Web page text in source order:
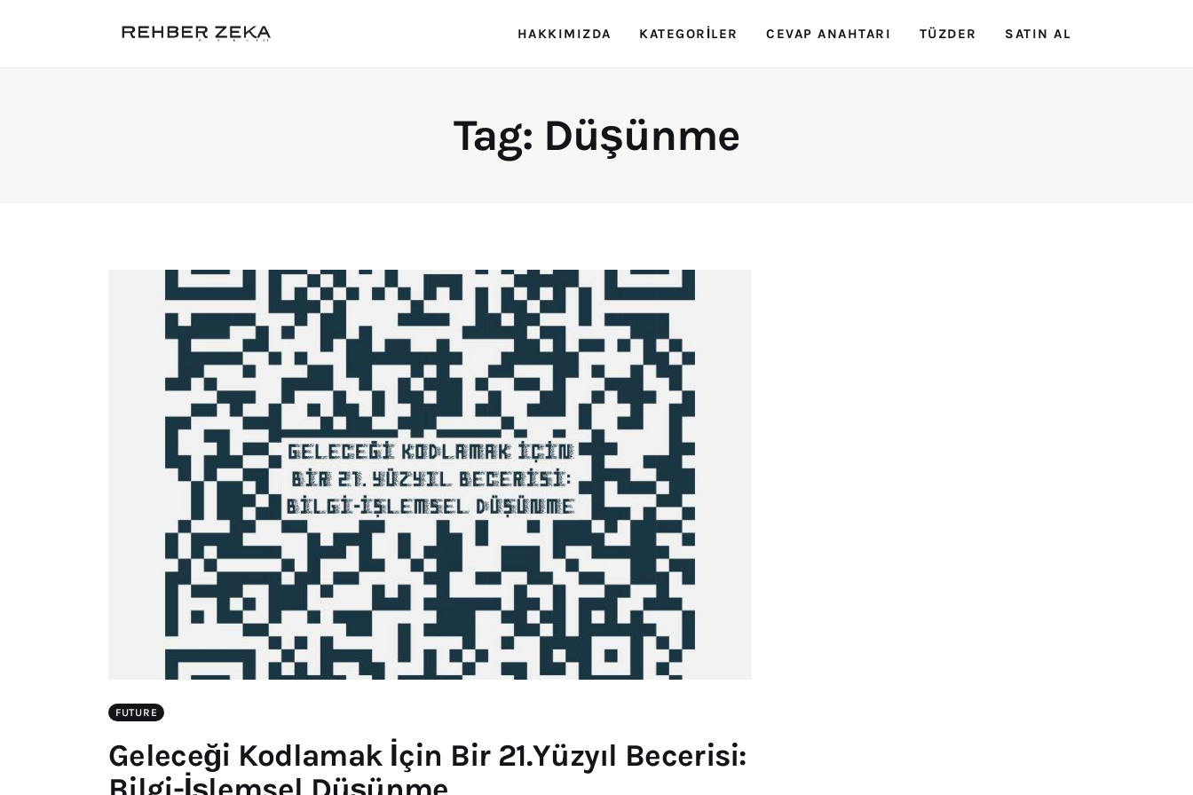
HAKKIMIZDA KATEGORILER CEVAP ANAHTARI TÜZDER SATIN AL
Tag: Düşünme
FUTURE
Geleceği Kodlamak İçin Bir 21.Yüzyıl Becerisi: